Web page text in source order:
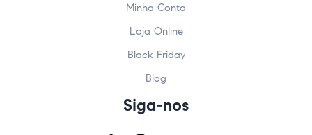
Minha Conta
Loja Online
Black Friday
Blog
Siga-nos